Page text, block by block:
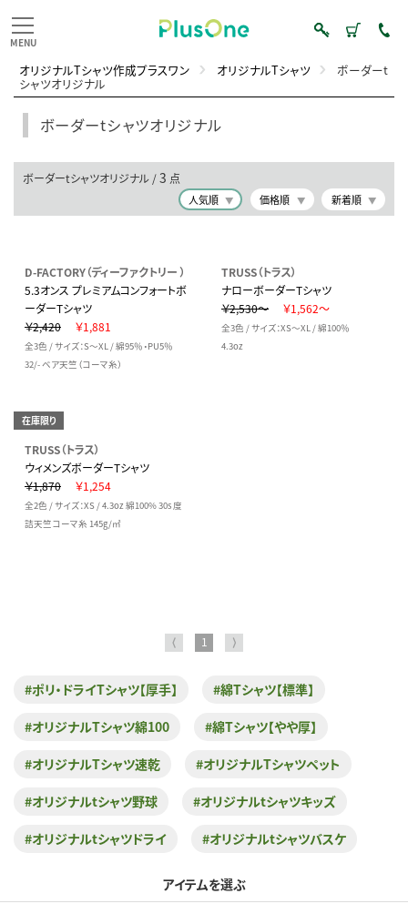
オリジナルTシャツ作成プラスワン オリジナルTシャツ ボーダーt
シャツオリジナル
ボーダーtシャツオリジナル
ボーダーtシャツオリジナル /3 点
人気順 価格順 新着順
D-FACTORY（ディーファクトリー ）
5.3オンス プレミアムコンフォートボ
ーダーTシャツ
￥2,420
￥1,881
全3色 / サイズ：S～XL / 綿95％・PU5％
32/- ベア天竺（コーマ糸）
TRUSS（トラス）
ナローボーダーTシャツ
￥2,530～
￥1,562～
全3色 / サイズ：XS～XL / 綿100％
4.3oz
在庫限り
TRUSS（トラス）
ウィメンズボーダーTシャツ
￥1,870
￥1,254
全2色 / サイズ：XS / 4.3oz 綿100% 30s 度
詰天竺コーマ糸 145g/㎡
⟨ 1 ⟩
#ポリ・ドライTシャツ【厚手】 #綿Tシャツ【標準】
#オリジナルTシャツ綿100 #綿Tシャツ【やや厚】
#オリジナルTシャツ速乾 #オリジナルTシャツペット
#オリジナルtシャツ野球 #オリジナルtシャツキッズ
#オリジナルtシャツドライ #オリジナルtシャツバスケ
アイテムを選ぶ